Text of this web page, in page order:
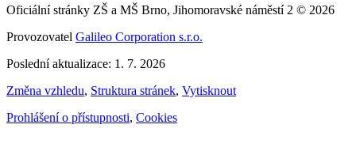
Oficiální stránky ZŠ a MŠ Brno, Jihomoravské náměstí 2 © 2026
Provozovatel Galileo Corporation s.r.o.
Poslední aktualizace: 1. 7. 2026
Změna vzhledu, Struktura stránek, Vytisknout
Prohlášení o přístupnosti, Cookies